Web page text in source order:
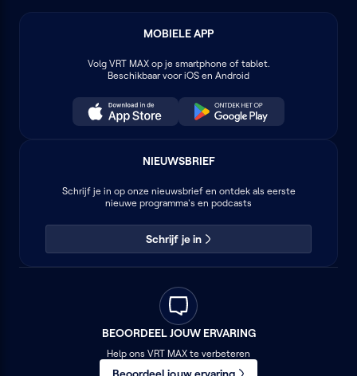
MOBIELE APP
Volg VRT MAXop je smartphone of tablet.
Beschikbaar voor iOS en Android
NIEUWSBRIEF
Schrijf je in op onze nieuwsbrief en ontdek als eerste
nieuwe programma's en podcasts
Schrijf je in
BEOORDEEL JOUW ERVARING
Help ons VRT MAX te verbeteren
Beoordeel jouw ervaring